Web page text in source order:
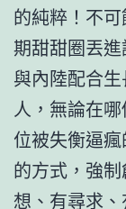
的純粹！不
期甜甜圈丟
與內陸配合
人，無論在
位被失衡逼
的方式，強
想、有尋求